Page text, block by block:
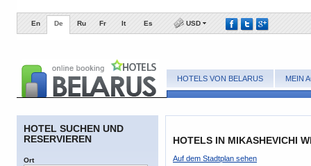
En De Ru Fr It Es USD
HOTELS VON BELARUS MEIN
​HOTEL SUCHEN UND
RESERVIEREN
​Ort
HOTELS IN MIKASHEVICHI
​Auf dem Stadtplan sehen